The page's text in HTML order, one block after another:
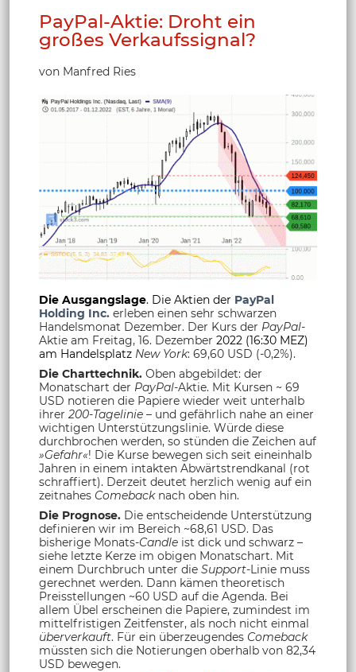
PayPal-Aktie: Droht ein
großes Verkaufssignal?
von Manfred Ries
Die Ausgangslage. Die Aktien der PayPal
Holding Inc. erleben einen sehr schwarzen
Handelsmonat Dezember. Der Kurs der PayPal-
Aktie am Freitag, 16. Dezember 2022 (16:30 MEZ)
am Handelsplatz New York: 69,60 USD (-0,2%).
Die Charttechnik. Oben abgebildet: der
Monatschart der PayPal-Aktie. Mit Kursen ~ 69
USD notieren die Papiere wieder weit unterhalb
ihrer 200-Tagelinie – und gefährlich nahe an einer
wichtigen Unterstützungslinie. Würde diese
durchbrochen werden, so stünden die Zeichen auf
»Gefahr«! Die Kurse bewegen sich seit eineinhalb
Jahren in einem intakten Abwärtstrendkanal (rot
schraffiert). Derzeit deutet herzlich wenig auf ein
zeitnahes Comeback nach oben hin.
Die Prognose. Die entscheidende Unterstützung
definieren wir im Bereich ~68,61 USD. Das
bisherige Monats-Candle ist dick und schwarz –
siehe letzte Kerze im obigen Monatschart. Mit
einem Durchbruch unter die Support-Linie muss
gerechnet werden. Dann kämen theoretisch
Preisstellungen ~60 USD auf die Agenda. Bei
allem Übel erscheinen die Papiere, zumindest im
mittelfristigen Zeitfenster, als noch nicht einmal
überverkauft. Für ein überzeugendes Comeback
müssten sich die Notierungen oberhalb von 82,34
USD bewegen.